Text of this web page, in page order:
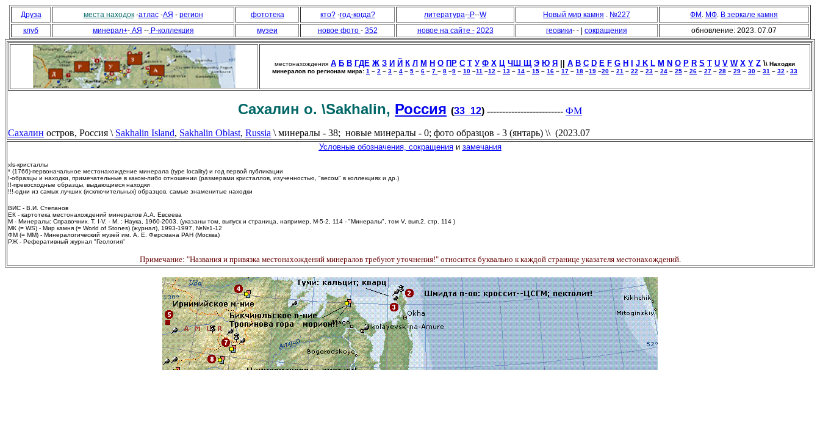
Друза места находок-атлас -АЯ - регион фототека кто?-год-когда? литература--Р--W Новый мир камня . №227 ФМ . МФ. В зеркале камня
клуб
минерал+-АЯ --Р-коллекция музеи новое фото - 352 новое на сайте - 2023 геовики- - | сокращения обновление: 2023. 07.07
местонахождения А Б В ГДЕ Ж З И Й К Л М Н О П Р С Т У Ф Х Ц Ч Ш Щ Э Ю Я A B C D E F G H J K L M N O P R S T U V W X Y Z \\ Находки
минералов по регионам мира: 1 – 2 – 3 – 4 – 5 – 6 – 7 – 8 –9 – 10 –11 –12 – 13 – 14 – 15 – 16 – 17 – 18 –19 –20 – 21 – 22 – 23 – 24 – 25 – 26 – 27 – 28 – 29 – 30 – 31 – 32 - 33
Сахалин о. \Sakhalin, Россия (33_12) ------------------------- ФМ
Сахалин остров, Россия \ Sakhalin Island, Sakhalin Oblast, Russia \ минералы - 38; новые минералы - 0; фото образцов - 3 (янтарь) \\ (2023.07
Условные обозначения, сокращенияи замечания
xls-кристаллы
* (1766)-первоначальное местонахождение минерала (type locality) и год первой публикации
!-образцы и находки, примечательные в каком-либо отношении (размерами кристаллов, изученностью, "весом" в коллекциях и др.)
!!-превосходные образцы, выдающиеся находки
!!!-одни из самых лучших (исключительных) образцов, самые знаменитые находки
ВИС - В.И. Степанов
ЕК - картотека местонахождений минералов А.А. Евсеева
М - Минералы: Справочник. Т. I-V. - М. : Наука, 1960-2003. (указаны том, выпуск и страница, например, М-5-2, 114 - "Минералы", том V, вып.2, стр. 114 )
МК (= WS) - Мир камня (= World of Stones) (журнал), 1993-1997, №№1-12
ФМ (= ММ) - Минералогический музей им. А. Е. Ферсмана РАН (Москва)
РЖ - Реферативный журнал "Геология"
Примечание: "Названия и привязка местонахождений минералов требуют уточнения!" относится буквально к каждой странице указателя местонахождений.